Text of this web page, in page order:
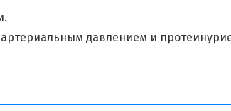
давлением и